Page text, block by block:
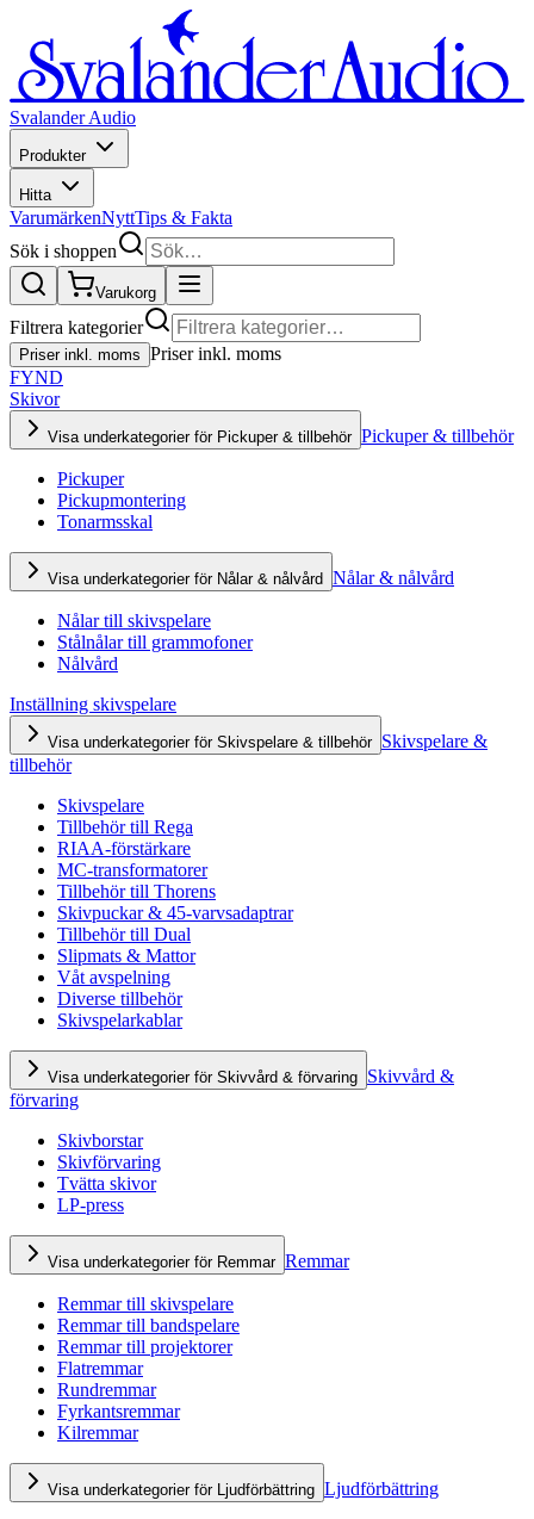
Svalander Audio
Produkter
Hitta
VarumärkenNyttTips & Fakta
Sök i shoppen
Varukorg
Filtrera kategorier
Priser inkl. moms Priser inkl. moms
FYND
Skivor
Visa underkategorier för Pickuper & tillbehör Pickuper & tillbehör
Pickuper
Pickupmontering
Tonarmsskal
Visa underkategorier för Nålar & nålvård Nålar & nålvård
Nålar till skivspelare
Stålnålar till grammofoner
Nålvård
Inställning skivspelare
Visa underkategorier för Skivspelare & tillbehör Skivspelare &
tillbehör
Skivspelare
Tillbehör till Rega
RIAA-förstärkare
MC-transformatorer
Tillbehör till Thorens
Skivpuckar & 45-varvsadaptrar
Tillbehör till Dual
Slipmats & Mattor
Våt avspelning
Diverse tillbehör
Skivspelarkablar
Visa underkategorier för Skivvård & förvaring Skivvård &
förvaring
Skivborstar
Skivförvaring
Tvätta skivor
LP-press
Visa underkategorier för Remmar Remmar
Remmar till skivspelare
Remmar till bandspelare
Remmar till projektorer
Flatremmar
Rundremmar
Fyrkantsremmar
Kilremmar
Visa underkategorier för Ljudförbättring Ljudförbättring